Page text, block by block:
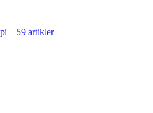
– 59 artikler